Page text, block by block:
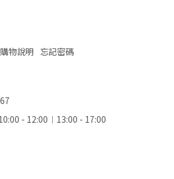
購物說明 忘記密碼
- 12:00︱13:00 - 17:00